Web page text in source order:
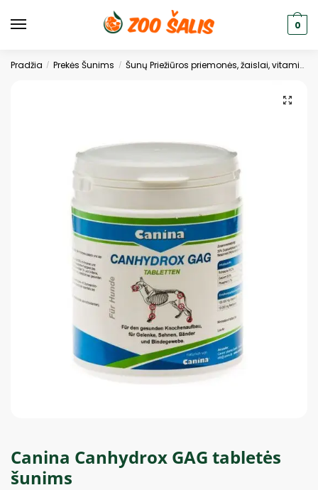
0
Pradžia / Prekės Šunims / Šunų Priežiūros priemonės, žaislai, vitaminai
Canina Canhydrox GAG tabletės
šunims